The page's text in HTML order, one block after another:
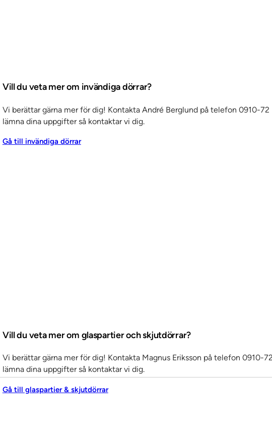
Vill du veta mer om invändiga dörrar?
Vi berättar gärna mer för dig! Kontakta André Berglund på telefon 0910-72
lämna dina uppgifter så kontaktar vi dig.
Gå till invändiga dörrar
Vill du veta mer om glaspartier och skjutdörrar?
Vi berättar gärna mer för dig! Kontakta Magnus Eriksson på telefon 0910-
lämna dina uppgifter så kontaktar vi dig.
Gå till glaspartier & skjutdörrar
Entreprenadtjänster
Det här är SSC
Om ossJobba hos ossKvalitet och
miljöAktuelltReferenser